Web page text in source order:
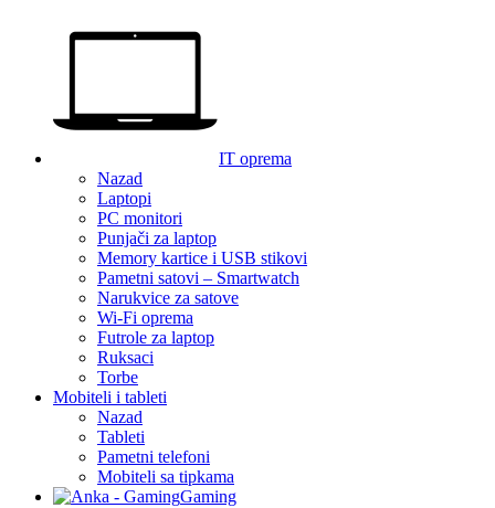
IT oprema
Nazad
Laptopi
PC monitori
Punjači za laptop
Memory kartice i USB stikovi
Pametni satovi – Smartwatch
Narukvice za satove
Wi-Fi oprema
Futrole za laptop
Ruksaci
Torbe
Mobiteli i tableti
Nazad
Tableti
Pametni telefoni
Mobiteli sa tipkama
Gaming